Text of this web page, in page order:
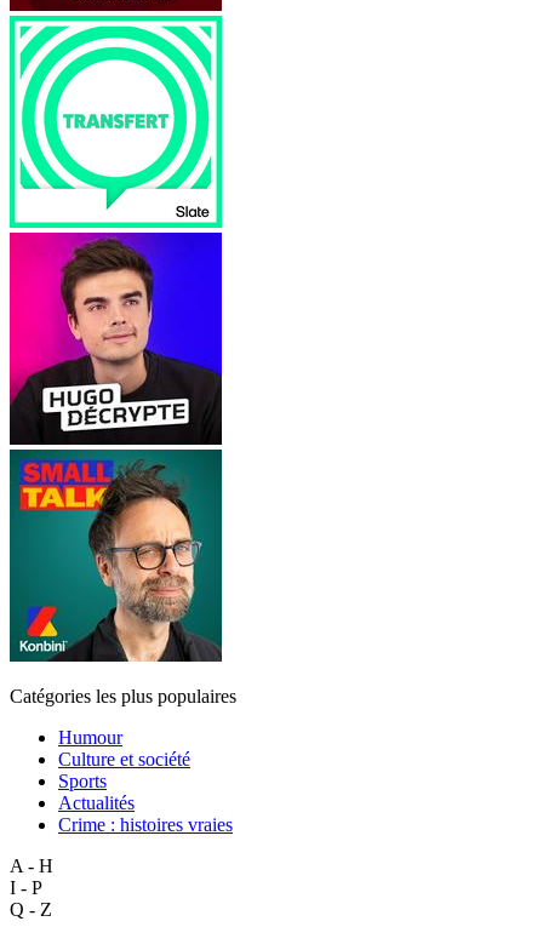
Catégories les plus populaires
Humour
Culture et société
Sports
Actualités
Crime : histoires vraies
A - H
I - P
Q - Z